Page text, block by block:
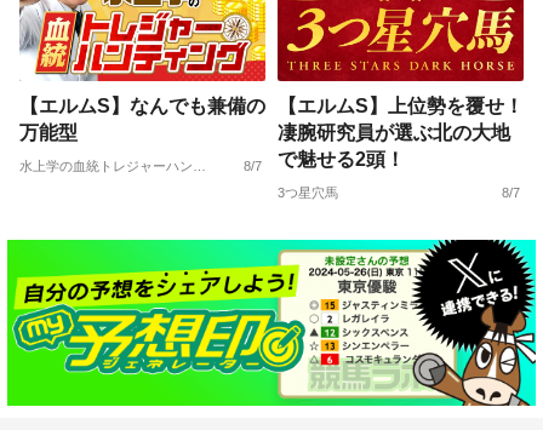
【エルムS】なんでも兼備の
万能型
水上学の血統トレジャーハンティング 8/7
【エルムS】上位勢を覆せ！
凄腕研究員が選ぶ北の大地
で魅せる2頭！
3つ星穴馬 8/7